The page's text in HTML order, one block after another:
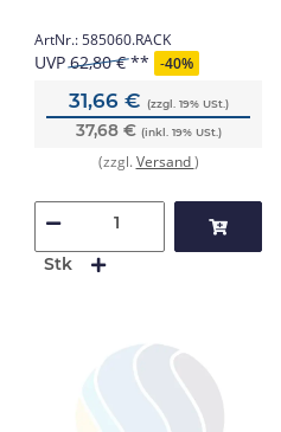
ArtNr.: 585060.RACK
UVP62,80 € -40%
31,66 € (zzgl. 19% USt.)
37,68 € (inkl. 19% USt.)
(zzgl.Versand)
Stk